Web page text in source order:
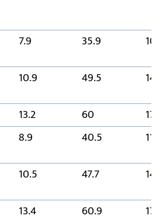
7.9 35.9
10.9 49.5
13.2 60
8.9 40.5
10.5 47.7
13.4 60.9